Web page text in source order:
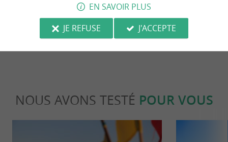
dernière mise à jour :11/05/2026 à 08:28:13
Source :Evènement proposé par un internaute
NOUS AVONS TESTÉ POUR VOUS
EN SAVOIR PLUS
JE REFUSE
J'ACCEPTE